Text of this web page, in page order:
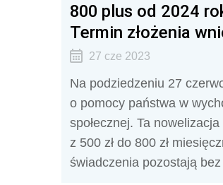
800 plus od 2024
Termin złożenia
27 cze 2023
Na podziedzeniu 27
o pomocy państwa w
społecznej. Ta
z 500 zł do 800 zł
świadczenia pozostają